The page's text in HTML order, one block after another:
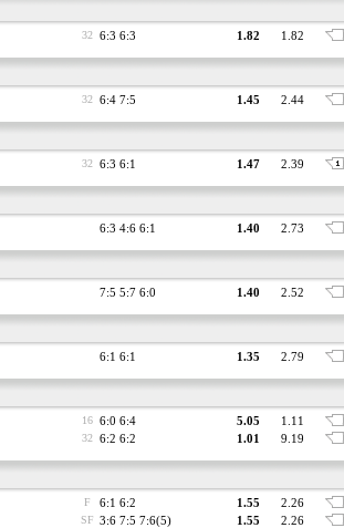
32 6:3 6:3 1.82 1.82
32 6:4 7:5 1.45 2.44
32 6:3 6:1 1.47 2.39
6:3 4:6 6:1 1.40 2.73
7:5 5:7 6:0 1.40 2.52
6:1 6:1 1.35 2.79
16 6:0 6:4 5.05 1.11
32 6:2 6:2 1.01 9.19
F 6:1 6:2 1.55 2.26
SF 3:6 7:5 7:6(5) 1.55 2.26